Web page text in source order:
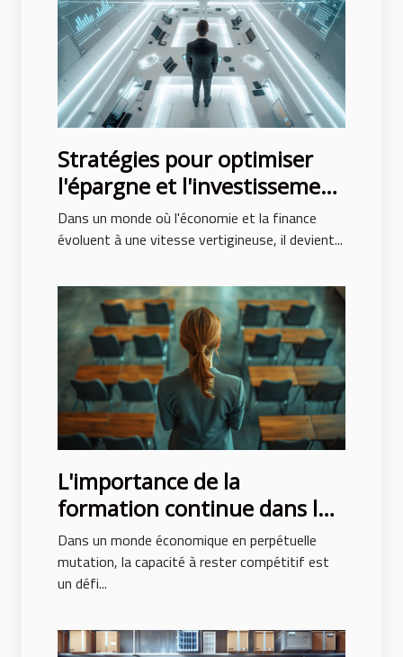
Stratégies pour optimiser
l'épargne et l'investissement
en 2024
Dans un monde où l'économie et la finance
évoluent à une vitesse vertigineuse, il devient...
L'importance de la
formation continue dans les
carrières commerciales
Dans un monde économique en perpétuelle
mutation, la capacité à rester compétitif est
un défi...